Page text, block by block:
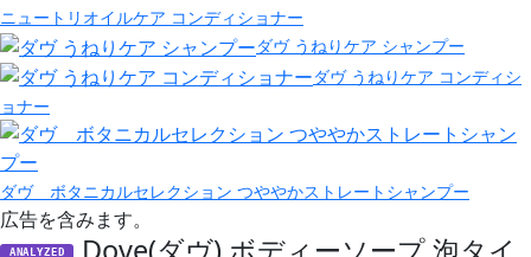
ニュートリオイルケア コンディショナー
ダヴ うねりケア シャンプー
ダヴ うねりケア コンディシ
ョナー
ダヴ ボタニカルセレクション つややかストレートシャンプー
広告を含みます。
ANALYZED